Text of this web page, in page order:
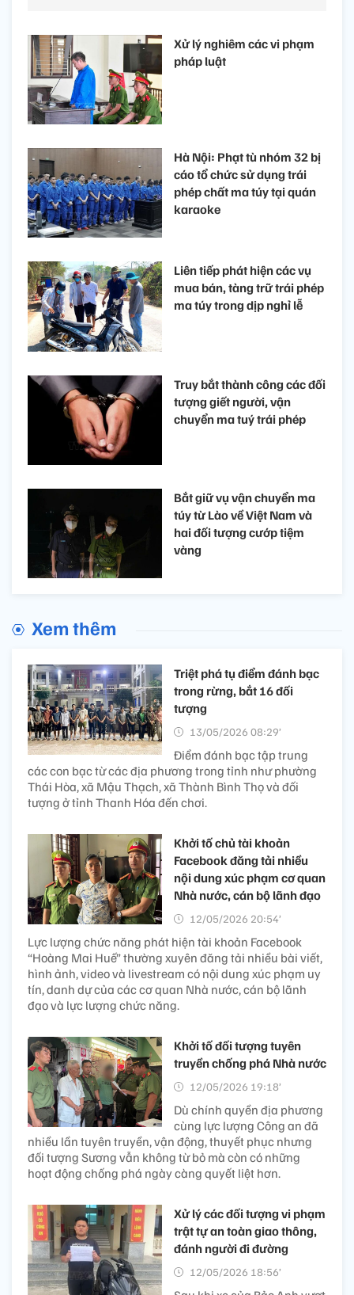
Xử lý nghiêm các vi phạm
pháp luật
Hà Nội: Phạt tù nhóm 32 bị
cáo tổ chức sử dụng trái
phép chất ma túy tại quán
karaoke
Liên tiếp phát hiện các vụ
mua bán, tàng trữ trái phép
ma túy trong dịp nghỉ lễ
Truy bắt thành công các đối
tượng giết người, vận
chuyển ma tuý trái phép
Bắt giữ vụ vận chuyển ma
túy từ Lào về Việt Nam và
hai đối tượng cướp tiệm
vàng
Xem thêm
Triệt phá tụ điểm đánh bạc
trong rừng, bắt 16 đối
tượng
13/05/2026 08:29’
Điểm đánh bạc tập trung
các con bạc từ các địa phương trong tỉnh như phường
Thái Hòa, xã Mậu Thạch, xã Thành Bình Thọ và đối
tượng ở tỉnh Thanh Hóa đến chơi.
Khởi tố chủ tài khoản
Facebook đăng tải nhiều
nội dung xúc phạm cơ quan
Nhà nước, cán bộ lãnh đạo
12/05/2026 20:54’
Lực lượng chức năng phát hiện tài khoản Facebook
“Hoàng Mai Huế” thường xuyên đăng tải nhiều bài viết,
hình ảnh, video và livestream có nội dung xúc phạm uy
tín, danh dự của các cơ quan Nhà nước, cán bộ lãnh
đạo và lực lượng chức năng.
Khởi tố đối tượng tuyên
truyền chống phá Nhà nước
12/05/2026 19:18’
Dù chính quyền địa phương
cùng lực lượng Công an đã
nhiều lần tuyên truyền, vận động, thuyết phục nhưng
đối tượng Sương vẫn không từ bỏ mà còn có những
hoạt động chống phá ngày càng quyết liệt hơn.
Xử lý các đối tượng vi phạm
trật tự an toàn giao thông,
đánh người đi đường
12/05/2026 18:56’